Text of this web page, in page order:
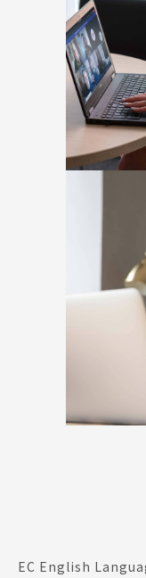
EC English